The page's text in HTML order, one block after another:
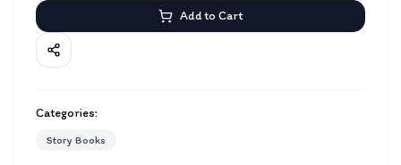
Add to Cart
Categories:
Story Books